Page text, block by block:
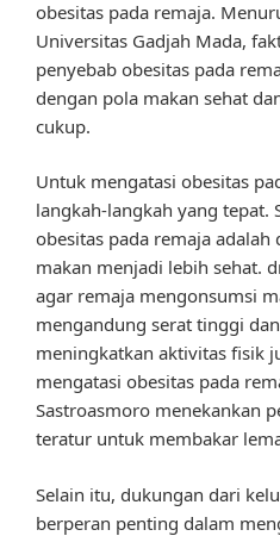
obesitas pada remaja.
Universitas Gadjah Mada,
penyebab obesitas pada
dengan pola makan sehat
cukup.
Untuk mengatasi obesitas
langkah-langkah yang tepat.
obesitas pada remaja
makan menjadi lebih sehat.
agar remaja mengonsumsi
mengandung serat tinggi
meningkatkan aktivitas fisik
mengatasi obesitas pada
Sastroasmoro menekankan
teratur untuk membakar
Selain itu, dukungan dari
berperan penting dalam